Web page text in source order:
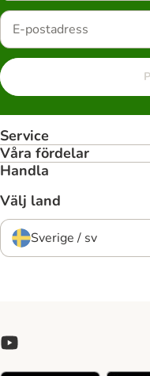
Service
Våra fördelar
Handla
Välj land
Sverige / sv